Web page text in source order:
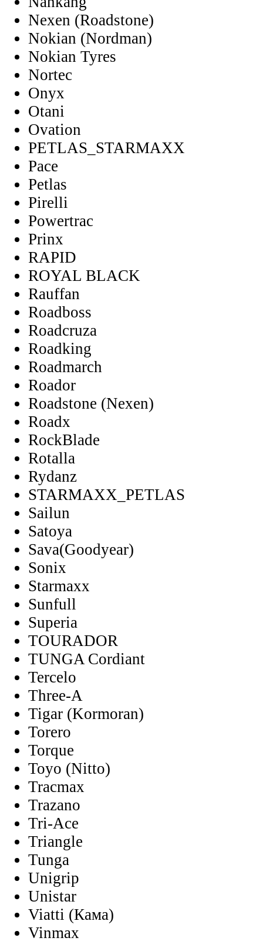
Nexen (Roadstone)
Nokian (Nordman)
Nokian Tyres
Nortec
Onyx
Otani
Ovation
PETLAS_STARMAXX
Pace
Petlas
Pirelli
Powertrac
Prinx
RAPID
ROYAL BLACK
Rauffan
Roadboss
Roadcruza
Roadking
Roadmarch
Roador
Roadstone (Nexen)
Roadx
RockBlade
Rotalla
Rydanz
STARMAXX_PETLAS
Sailun
Satoya
Sava(Goodyear)
Sonix
Starmaxx
Sunfull
Superia
TOURADOR
TUNGA Cordiant
Tercelo
Three-A
Tigar (Kormoran)
Torero
Torque
Toyo (Nitto)
Tracmax
Trazano
Tri-Ace
Triangle
Tunga
Unigrip
Unistar
Viatti (Кама)
Vinmax